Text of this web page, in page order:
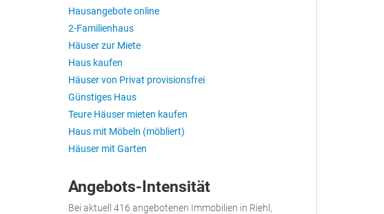
Hausangebote online
2-Familienhaus
Häuser zur Miete
Haus kaufen
Häuser von Privat provisionsfrei
Günstiges Haus
Teure Häuser mieten kaufen
Haus mit Möbeln (möbliert)
Häuser mit Garten
Angebots-Intensität
Bei aktuell 416 angebotenen Immobilien in Riehl,